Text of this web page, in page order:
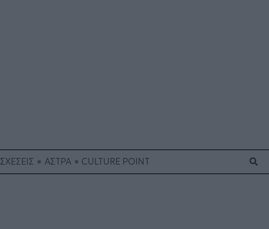
ΣΧΕΣΕΙΣ ΑΣΤΡΑ CULTURE POINT